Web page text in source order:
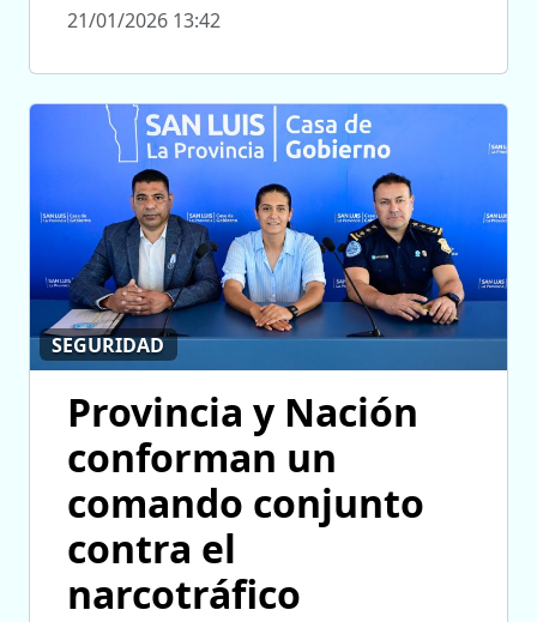
21/01/2026 13:42
SEGURIDAD
Provincia y Nación
conforman un
comando conjunto
contra el
narcotráfico